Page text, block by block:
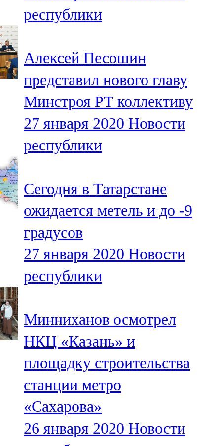
107,8 FM
106,1 FM
Түбән Кама
102,6 FM
Чирмешән
107,7 FM
103,0 FM
Чүпрәле
91,0 FM
Шәмәрдән
102,3 FM
107,0 FM
Яр Чаллы
105,5 FM
республики
Алексей Песошин
представил нового главу
Минстроя РТ коллективу
27 января 2020 Новости
республики
Сегодня в Татарстане
ожидается метель и до -9
градусов
27 января 2020 Новости
республики
Минниханов осмотрел
НКЦ «Казань» и
площадку строительства
станции метро
«Сахарова»
26 января 2020 Новости